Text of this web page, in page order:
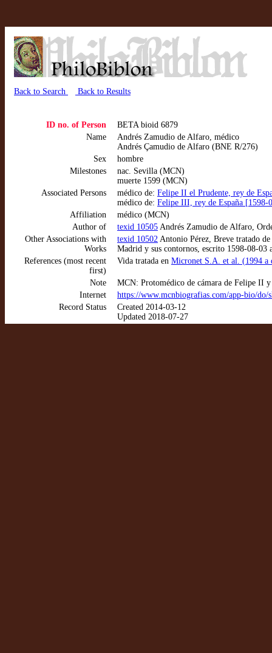
Back to Search Back to Results
ID no. of Person
BETA bioid 6879
Name
Andrés Zamudio de Alfaro, médico
Andrés Çamudio de Alfaro (BNE R/276)
Sex
hombre
Milestones
nac. Sevilla (MCN)
muerte 1599 (MCN)
Associated Persons
médico de: Felipe II el Prudente, rey de
médico de: Felipe III, rey de España
Affiliation
médico (MCN)
Author of
texid 10505 Andrés Zamudio de Alfaro,
Other Associations with
Works
texid 10502 Antonio Pérez, Breve tratado de
Madrid y sus contornos, escrito 1598-08-03
References (most recent
first)
Vida tratada en Micronet S.A. et al. (1994 a
Note
MCN: Protomédico de cámara de Felipe II
Internet
https://www.mcnbiografias.com/app-bio/do/
Record Status
Created 2014-03-12
Updated 2018-07-27